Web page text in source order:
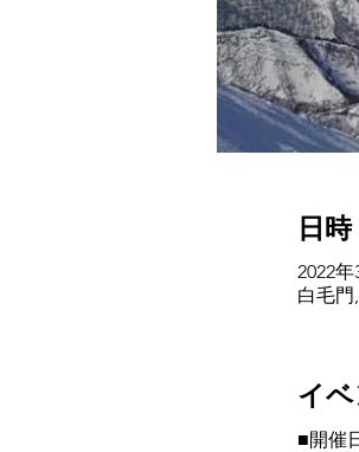
日
2022年
白毛門
イ
■開催